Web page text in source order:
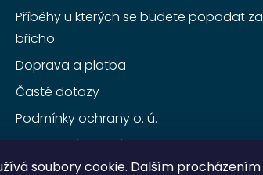
soubory cookie. Dalším procházením
Příběhy u kterých se budete popadat za
břicho
Doprava a platba
Časté dotazy
Podmínky ochrany o. ú.
Obchodní podmínky